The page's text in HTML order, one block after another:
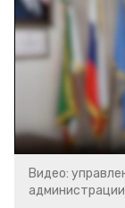
Видео: